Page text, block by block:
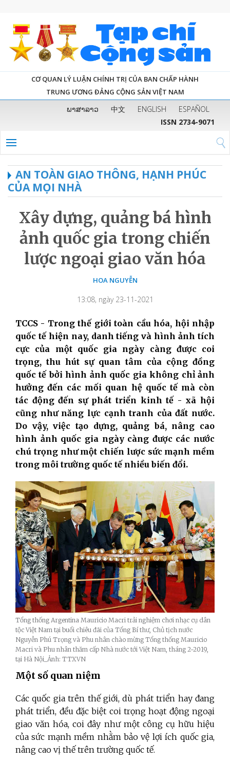
CƠ QUAN LÝ LUẬN CHÍNH TRỊ CỦA BAN CHẤP HÀNH
TRUNG ƯƠNG ĐẢNG CỘNG SẢN VIỆT NAM
ພາສາລາວ 中文 ENGLISH
ESPAÑOL
ISSN 2734-9071
AN TOÀN GIAO THÔNG, HẠNH PHÚC
CỦA MỌI NHÀ
Xây dựng, quảng bá hình
ảnh quốc gia trong chiến
lược ngoại giao văn hóa
HOA NGUYỄN
13:08, ngày 23-11-2021
TCCS - Trong thế giới toàn cầu hóa, hội nhập
quốc tế hiện nay, danh tiếng và hình ảnh tích
cực của một quốc gia ngày càng được coi
trọng, thu hút sự quan tâm của cộng đồng
quốc tế bởi hình ảnh quốc gia không chỉ ảnh
hưởng đến các mối quan hệ quốc tế mà còn
tác động đến sự phát triển kinh tế - xã hội
cũng như năng lực cạnh tranh của đất nước.
Do vậy, việc tạo dựng, quảng bá, nâng cao
hình ảnh quốc gia ngày càng được các nước
chú trọng như một chiến lược sức mạnh mềm
trong môi trường quốc tế nhiều biến đổi.
Tổng thống Argentina Mauricio Macri trải nghiệm chơi nhạc cụ dân
tộc Việt Nam tại buổi chiêu đãi của Tổng Bí thư, Chủ tịch nước
Nguyễn Phú Trọng và Phu nhân chào mừng Tổng thống Mauricio
Macri và Phu nhân thăm cấp Nhà nước tới Việt Nam, tháng 2-2019,
tại Hà Nội_Ảnh: TTXVN
Một số quan niệm
Các quốc gia trên thế giới, dù phát triển hay đang
phát triển, đều đặc biệt coi trọng hoạt động ngoại
giao văn hóa, coi đây như một công cụ hữu hiệu
của sức mạnh mềm nhằm bảo vệ lợi ích quốc gia,
nâng cao vị thế trên trường quốc tế.